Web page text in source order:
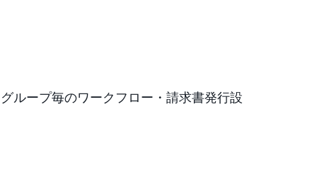
ループ毎のワークフロー・請求書発行設